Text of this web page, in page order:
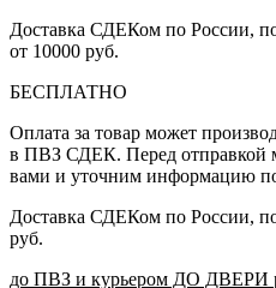
Доставка СДЕКом по России,
от 10000 руб.
БЕСПЛАТНО
Оплата за товар может
в ПВЗ СДЕК. Перед отправкой
вами и уточним информацию по
Доставка СДЕКом по России,
руб.
до ПВЗ и курьером ДО ДВЕРИ